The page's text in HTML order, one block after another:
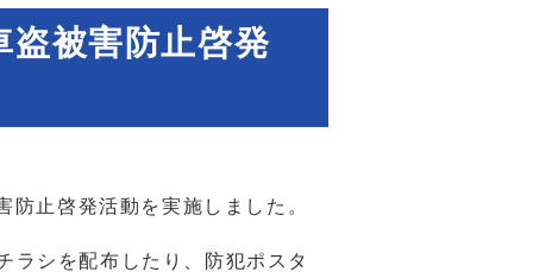
被害防止啓発
止啓発活動を実施しました。
シを配布したり、防犯ポスタ